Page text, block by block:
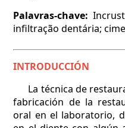
Palavras-chave:
infiltração dentária;
INTRODUCCIÓN
La técnica de
fabricación de la
oral en el laboratorio,